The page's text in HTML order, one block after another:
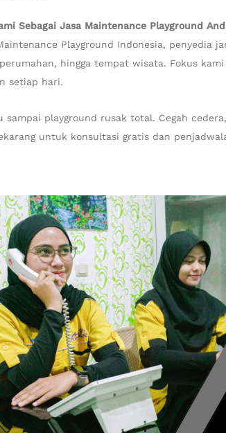
Sebagai Jasa Maintenance Playground
Playground Indonesia, penyedia
hingga tempat wisata. Fokus
setiap hari.
sampai playground rusak total. Cegah
untuk konsultasi gratis dan